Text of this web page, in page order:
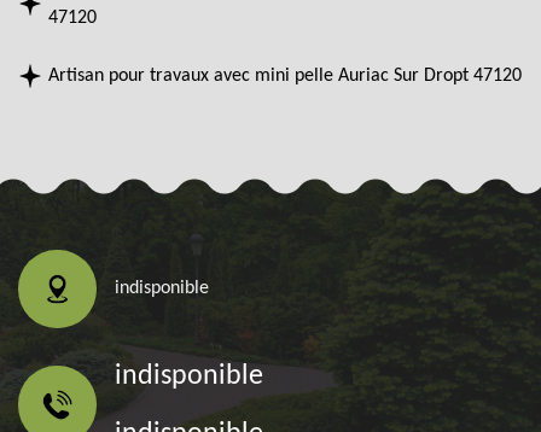
47120
Artisan pour travaux avec mini pelle Auriac Sur Dropt 47120
indisponible
indisponible